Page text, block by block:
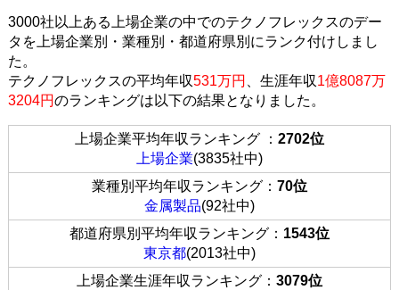
3000社以上ある上場企業の中でのテクノフレックスのデー
タを上場企業別・業種別・都道府県別にランク付けしまし
た。
テクノフレックスの平均年収531万円 、生涯年収1億8087万
3204円のランキングは以下の結果となりました。
上場企業平均年収ランキング ： 2702位
上場企業(3835社中)
業種別平均年収ランキング： 70位
金属製品(92社中)
都道府県別平均年収ランキング： 1543位
東京都(2013社中)
上場企業生涯年収ランキング： 3079位